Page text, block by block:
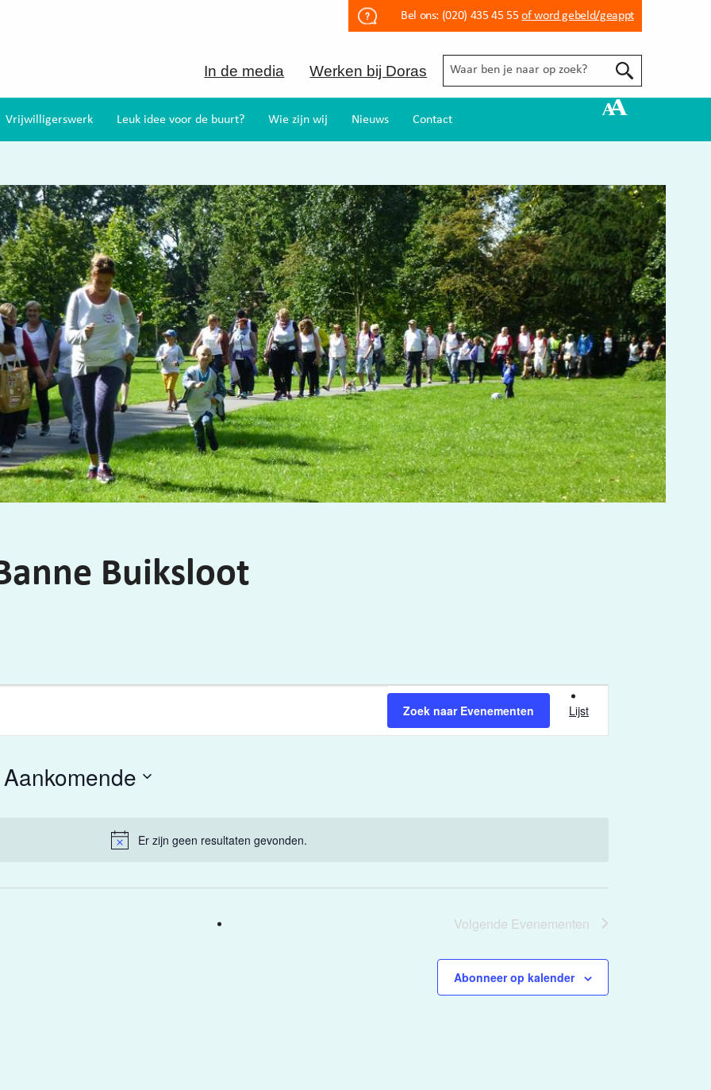
Bel ons: (020) 435 45 55 of word gebeld/geappt
In de media Werken bij Doras
Vrijwilligerswerk Leuk idee voor de buurt? Wie zijn wij Nieuws Contact
Buiksloot
Bericht
Er zijn geen resultaten gevonden.
Zoek naar Evenementen
Evenement
weergaven
Lijst
Aankomende
Volgende Evenementen
Abonneer op kalender